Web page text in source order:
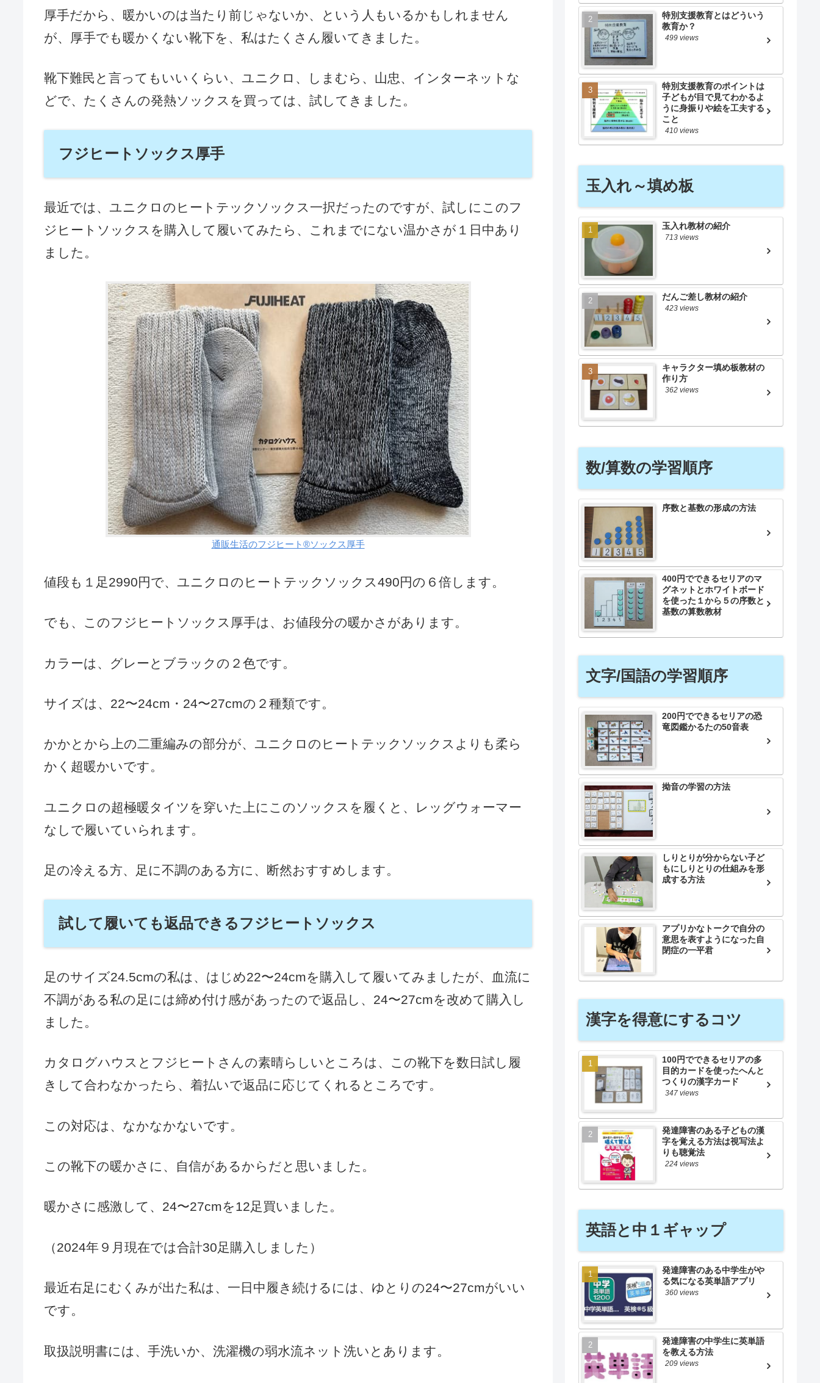
厚手だから、暖かいのは当たり前じゃないか、という人もいるかもしれません
が、厚手でも暖かくない靴下を、私はたくさん履いてきました。
靴下難民と言ってもいいくらい、ユニクロ、しまむら、山忠、インターネットな
どで、たくさんの発熱ソックスを買っては、試してきました。
フジヒートソックス厚手
最近では、ユニクロのヒートテックソックス一択だったのですが、試しにこのフ
ジヒートソックスを購入して履いてみたら、これまでにない温かさが１日中あり
ました。
通販生活のフジヒート®ソックス厚手
値段も１足2990円で、ユニクロのヒートテックソックス490円の６倍します。
でも、このフジヒートソックス厚手は、お値段分の暖かさがあります。
カラーは、グレーとブラックの２色です。
サイズは、22〜24cm・24〜27cmの２種類です。
かかとから上の二重編みの部分が、ユニクロのヒートテックソックスよりも柔ら
かく超暖かいです。
ユニクロの超極暖タイツを穿いた上にこのソックスを履くと、レッグウォーマー
なしで履いていられます。
足の冷える方、足に不調のある方に、断然おすすめします。
試して履いても返品できるフジヒートソックス
足のサイズ24.5cmの私は、はじめ22〜24cmを購入して履いてみましたが、血流に
不調がある私の足には締め付け感があったので返品し、24〜27cmを改めて購入し
ました。
カタログハウスとフジヒートさんの素晴らしいところは、この靴下を数日試し履
きして合わなかったら、着払いで返品に応じてくれるところです。
この対応は、なかなかないです。
この靴下の暖かさに、自信があるからだと思いました。
暖かさに感激して、24〜27cmを12足買いました。
（2024年９月現在では合計30足購入しました）
最近右足にむくみが出た私は、一日中履き続けるには、ゆとりの24〜27cmがいい
です。
取扱説明書には、手洗いか、洗濯機の弱水流ネット洗いとあります。
特別支援教育とはどういう
教育か？
499 views
特別支援教育のポイントは
子どもが目で見てわかるよ
うに身振りや絵を工夫する
こと
410 views
玉入れ～填め板
玉入れ教材の紹介
713 views
だんご差し教材の紹介
423 views
キャラクター填め板教材の
作り方
362 views
数/算数の学習順序
序数と基数の形成の方法
400円でできるセリアのマ
グネットとホワイトボード
を使った１から５の序数と
基数の算数教材
文字/国語の学習順序
200円でできるセリアの恐
竜図鑑かるたの50音表
拗音の学習の方法
しりとりが分からない子ど
もにしりとりの仕組みを形
成する方法
アプリかなトークで自分の
意思を表すようになった自
閉症の一平君
漢字を得意にするコツ
100円でできるセリアの多
目的カードを使ったへんと
つくりの漢字カード
347 views
発達障害のある子どもの漢
字を覚える方法は視写法よ
りも聴覚法
224 views
英語と中１ギャップ
発達障害のある中学生がや
る気になる英単語アプリ
360 views
発達障害の中学生に英単語
を教える方法
209 views